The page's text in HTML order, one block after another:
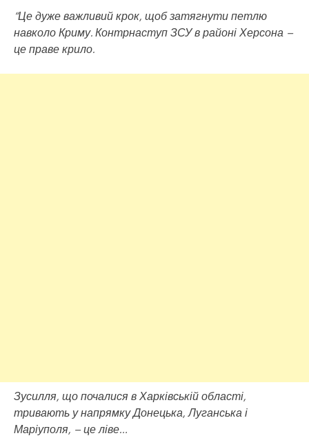
“Це дуже важливий крок, щоб затягнути петлю
навколо Криму. Контрнаступ ЗСУ в районі Херсона –
це праве крило.
Зусилля, що почалися в Харківській області,
тривають у напрямку Донецька, Луганська і
Маріуполя, – це ліве…